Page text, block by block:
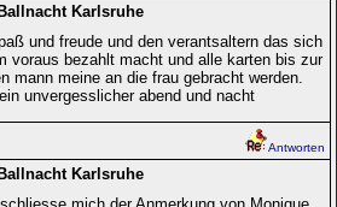
Karlsruhe
und freude und den verantsaltern das sich
voraus bezahlt macht und alle karten bis zur
mann meine an die frau gebracht werden.
unvergesslicher abend und nacht
Antworten
Karlsruhe